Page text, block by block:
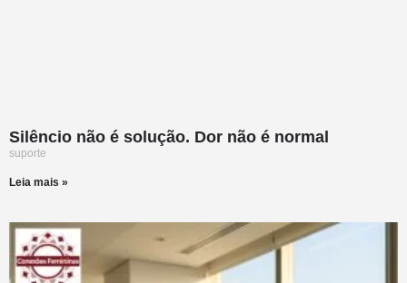
Silêncio não é solução. Dor não é normal
suporte
Leia mais »